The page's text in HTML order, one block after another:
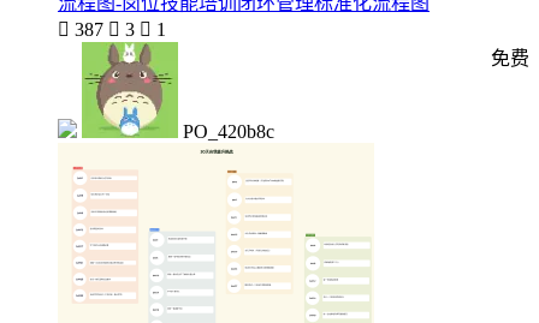
 387  3  1
PO_420b8c
免费